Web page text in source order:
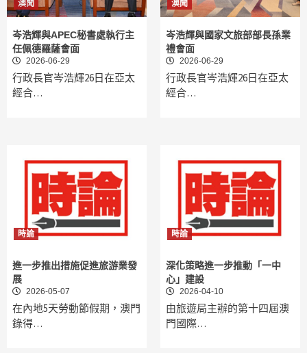
澳聞
岑浩輝與APEC秘書處執行主
任佩德羅薩會面
2026-06-29
行政長官岑浩輝26日在亞太
經合…
澳聞
岑浩輝與國家文旅部部長孫業
禮會面
2026-06-29
行政長官岑浩輝26日在亞太
經合…
時論
進一步推出措施促進旅游業發
展
2026-05-07
在內地5天勞動節假期，澳門
錄得…
時論
深化策略進一步推動「一中
心」建設
2026-04-10
由旅遊局主辦的第十四屆澳
門國際…